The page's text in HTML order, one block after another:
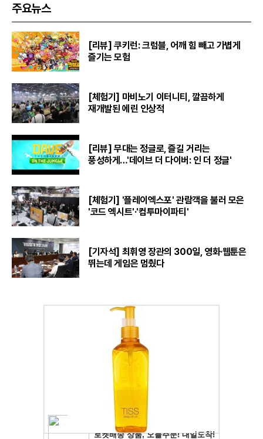
주요뉴스
[리뷰] 쿠키런: 크럼블, 어깨 힘 빼고 가볍게
즐기는 모험
[체험기] 마비노기 이터니티, 깔끔하게
재개발된 에린 인상적
[리뷰] 무대는 정글로, 즐길 거리는
풍성하게…'데이브 더 다이버: 인 더 정글'
[체험기] '플레이엑스포' 관람객을 불러 모은
'코드 엑시트'·'컴투마이파티'
[기자석] 최휘영 장관의 300일, 영화·웹툰은
뛰는데 게임은 멈췄다